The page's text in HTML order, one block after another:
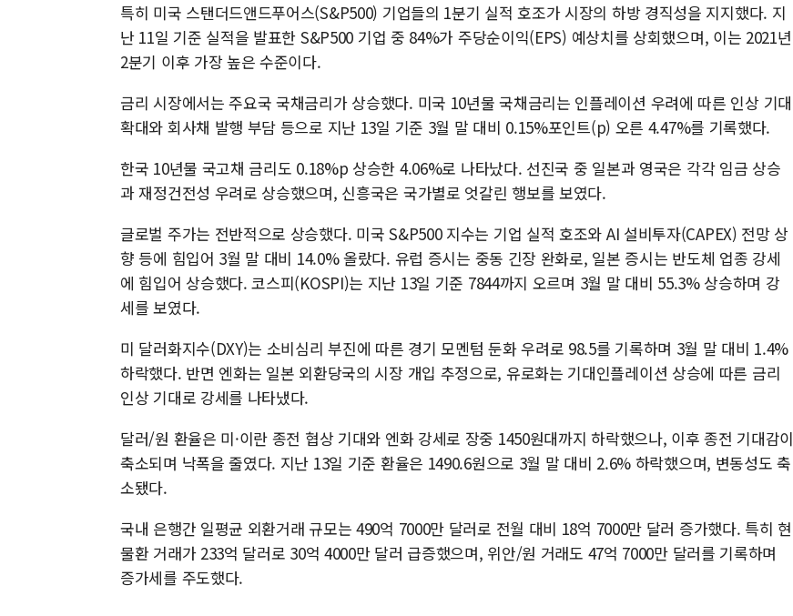
특히 미국 스탠더드앤드푸어스(S&P500) 기업들의 1분기 실적 호조가 시장의 하방 경직성을 지지했다. 지
난 11일 기준 실적을 발표한 S&P500 기업 중 84%가 주당순이익(EPS) 예상치를 상회했으며, 이는 2021년
2분기 이후 가장 높은 수준이다.
금리 시장에서는 주요국 국채금리가 상승했다. 미국 10년물 국채금리는 인플레이션 우려에 따른 인상 기대
확대와 회사채 발행 부담 등으로 지난 13일 기준 3월 말 대비 0.15%포인트(p) 오른 4.47%를 기록했다.
한국 10년물 국고채 금리도 0.18%p 상승한 4.06%로 나타났다. 선진국 중 일본과 영국은 각각 임금 상승
과 재정건전성 우려로 상승했으며, 신흥국은 국가별로 엇갈린 행보를 보였다.
글로벌 주가는 전반적으로 상승했다. 미국 S&P500 지수는 기업 실적 호조와 AI 설비투자(CAPEX) 전망 상
향 등에 힘입어 3월 말 대비 14.0% 올랐다. 유럽 증시는 중동 긴장 완화로, 일본 증시는 반도체 업종 강세
에 힘입어 상승했다. 코스피(KOSPI)는 지난 13일 기준 7844까지 오르며 3월 말 대비 55.3% 상승하며 강
세를 보였다.
미 달러화지수(DXY)는 소비심리 부진에 따른 경기 모멘텀 둔화 우려로 98.5를 기록하며 3월 말 대비 1.4%
하락했다. 반면 엔화는 일본 외환당국의 시장 개입 추정으로, 유로화는 기대인플레이션 상승에 따른 금리
인상 기대로 강세를 나타냈다.
달러/원 환율은 미·이란 종전 협상 기대와 엔화 강세로 장중 1450원대까지 하락했으나, 이후 종전 기대감이
축소되며 낙폭을 줄였다. 지난 13일 기준 환율은 1490.6원으로 3월 말 대비 2.6% 하락했으며, 변동성도 축
소됐다.
국내 은행간 일평균 외환거래 규모는 490억 7000만 달러로 전월 대비 18억 7000만 달러 증가했다. 특히 현
물환 거래가 233억 달러로 30억 4000만 달러 급증했으며, 위안/원 거래도 47억 7000만 달러를 기록하며
증가세를 주도했다.